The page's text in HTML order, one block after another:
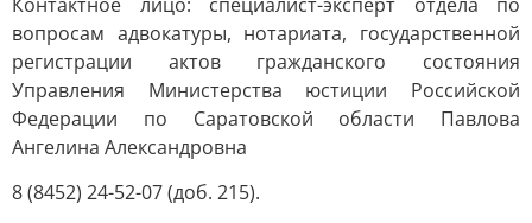
вопросам адвокатуры, нотариата, государственной
регистрации актов гражданского состояния
Управления Министерства юстиции Российской
Федерации по Саратовской области Павлова
Ангелина Александровна
8 (8452) 24-52-07 (доб. 215).